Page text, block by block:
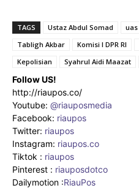
TAGS Ustaz Abdul Somad uas
Tabligh Akbar
Komisi I DPR RI
Kepolisian
Syahrul Aidi Maazat
Follow US!
http://riaupos.co/
Youtube: @riauposmedia
Facebook: riaupos
Twitter: riaupos
Instagram: riaupos.co
Tiktok : riaupos
Pinterest : riauposdotco
Dailymotion :RiauPos